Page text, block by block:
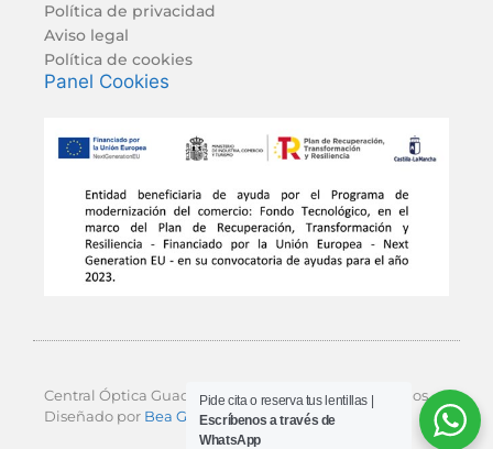
Política de privacidad
Aviso legal
Política de cookies
Panel Cookies
Central Óptica Guadalajara © 2026 Todos los derechos.
Diseñado por Bea Garcés Estudioy Digital Bros.
Pide cita o reserva tus lentillas |
Escríbenos a través de
WhatsApp